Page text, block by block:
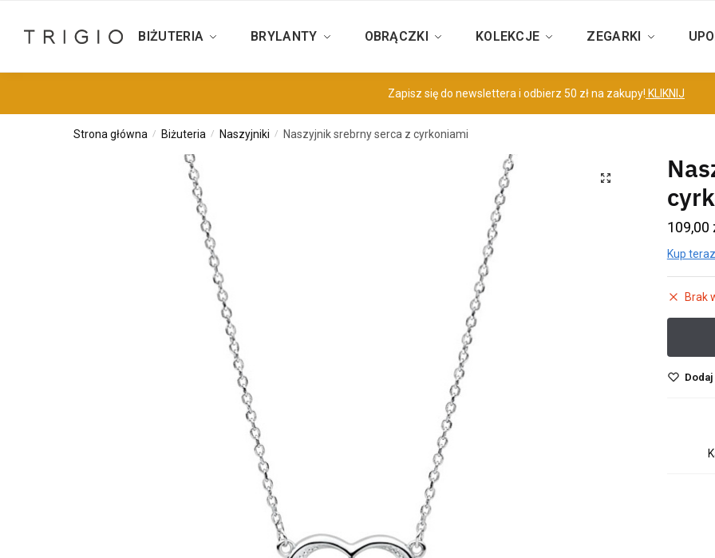
BIŻUTERIA BRYLANTY OBRĄCZKI KOLEKCJE ZEGARKI
Zapisz się do newslettera i odbierz 50 zł na zakupy! KLIKNIJ
Strona główna / Biżuteria / Naszyjniki / Naszyjnik srebrny serca z cyrkoniami
109,00
Kup
Brak